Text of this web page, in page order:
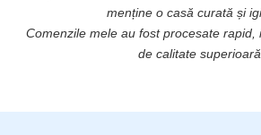
menține o casă curată și
Comenzile mele au fost procesate rapid,
de calitate superioară.